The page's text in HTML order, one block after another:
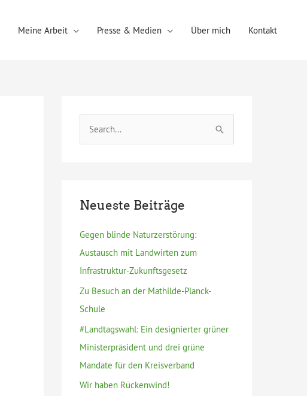
Meine Arbeit Presse & Medien Über mich Kontakt
n
n
a
c
Neueste Beiträge
Gegen blinde Naturzerstörung:
Austausch mit Landwirten zum
Infrastruktur-Zukunftsgesetz
Zu Besuch an der Mathilde-Planck-
Schule
#Landtagswahl: Ein designierter grüner
Ministerpräsident und drei grüne
Mandate für den Kreisverband
Wir haben Rückenwind!